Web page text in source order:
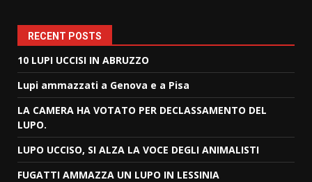
RECENT POSTS
10 LUPI UCCISI IN ABRUZZO
Lupi ammazzati a Genova e a Pisa
LA CAMERA HA VOTATO PER DECLASSAMENTO DEL
LUPO.
LUPO UCCISO, SI ALZA LA VOCE DEGLI ANIMALISTI
FUGATTI AMMAZZA UN LUPO IN LESSINIA